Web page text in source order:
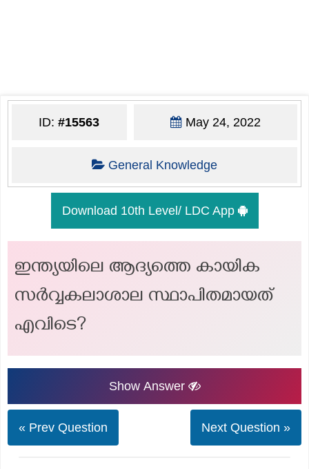
ID:#15563 May 24, 2022
General Knowledge
Download 10th Level/ LDC App
ഇന്ത്യയിലെ ആദ്യത്തെ കായിക
സർവ്വകലാശാല സ്ഥാപിതമായത്
എവിടെ?
Show Answer
« Prev Question Next Question »